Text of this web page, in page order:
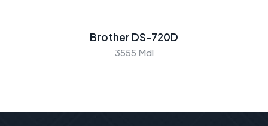
Brother DS-720D
3555 Mdl